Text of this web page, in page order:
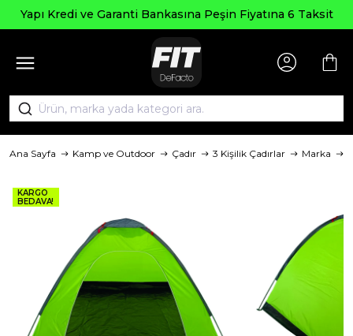
Kredi ve Garanti Bankasına Peşin Fiyatına 6 Taksit
Ana Sayfa Kamp ve Outdoor Çadır 3 Kişilik Çadırlar Marka
KARGO
BEDAVA!